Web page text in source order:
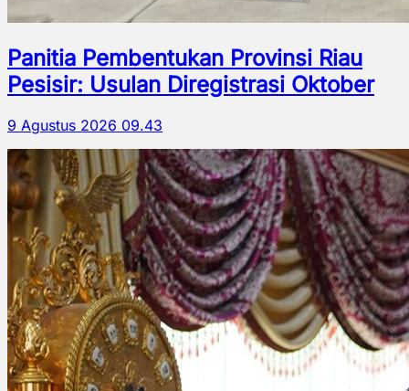
Panitia Pembentukan Provinsi Riau
Pesisir: Usulan Diregistrasi Oktober
9 Agustus 2026 09.43